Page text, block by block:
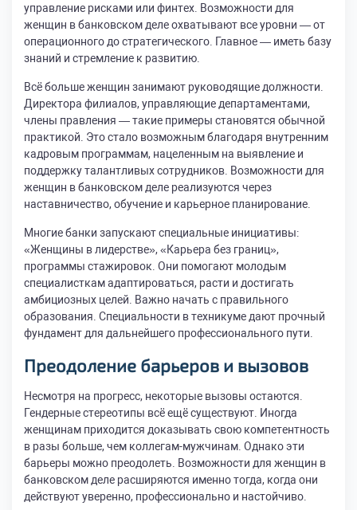
управление рисками или финтех. Возможности для
женщин в банковском деле охватывают все уровни — от
операционного до стратегического. Главное — иметь базу
знаний и стремление к развитию.
Всё больше женщин занимают руководящие должности.
Директора филиалов, управляющие департаментами,
члены правления — такие примеры становятся обычной
практикой. Это стало возможным благодаря внутренним
кадровым программам, нацеленным на выявление и
поддержку талантливых сотрудников. Возможности для
женщин в банковском деле реализуются через
наставничество, обучение и карьерное планирование.
Многие банки запускают специальные инициативы:
«Женщины в лидерстве», «Карьера без границ»,
программы стажировок. Они помогают молодым
специалисткам адаптироваться, расти и достигать
амбициозных целей. Важно начать с правильного
образования. Специальности в техникуме дают прочный
фундамент для дальнейшего профессионального пути.
Преодоление барьеров и вызовов
Несмотря на прогресс, некоторые вызовы остаются.
Гендерные стереотипы всё ещё существуют. Иногда
женщинам приходится доказывать свою компетентность
в разы больше, чем коллегам-мужчинам. Однако эти
барьеры можно преодолеть. Возможности для женщин в
банковском деле расширяются именно тогда, когда они
действуют уверенно, профессионально и настойчиво.